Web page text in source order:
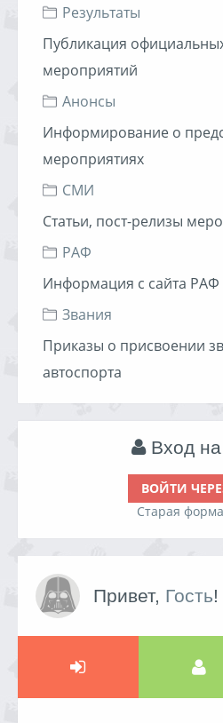
Результаты
Публикация
мероприятий
Анонсы
Информирование о
мероприятиях
СМИ
Статьи, пост-релизы
РАФ
Информация с сайта РАФ
Звания
Приказы о присвоении
автоспорта
Вход на
ВОЙТИ
Старая
Привет, Гость!